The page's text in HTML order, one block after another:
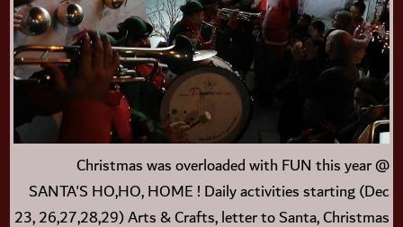
Christmas was overloaded with FUN this year @
SANTA'S HO,HO, HOME ! Daily activities starting (Dec
23, 26,27,28,29) Arts & Crafts, letter to Santa, Christmas